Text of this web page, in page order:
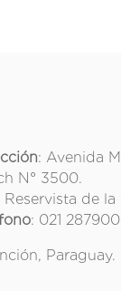
: Avenida
N° 3500.
Reservista de
: 021
Paraguay.